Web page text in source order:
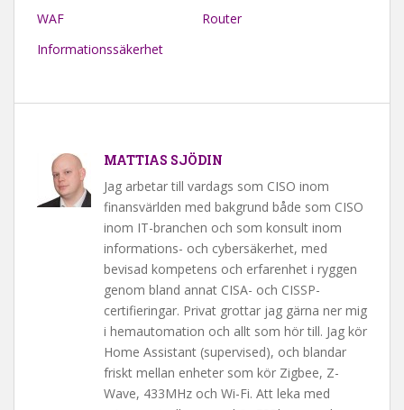
WAF
Router
Informationssäkerhet
MATTIAS SJÖDIN
Jag arbetar till vardags som CISO inom
finansvärlden med bakgrund både som CISO
inom IT-branchen och som konsult inom
informations- och cybersäkerhet, med
bevisad kompetens och erfarenhet i ryggen
genom bland annat CISA- och CISSP-
certifieringar. Privat grottar jag gärna ner mig
i hemautomation och allt som hör till. Jag kör
Home Assistant (supervised), och blandar
friskt mellan enheter som kör Zigbee, Z-
Wave, 433MHz och Wi-Fi. Att leka med